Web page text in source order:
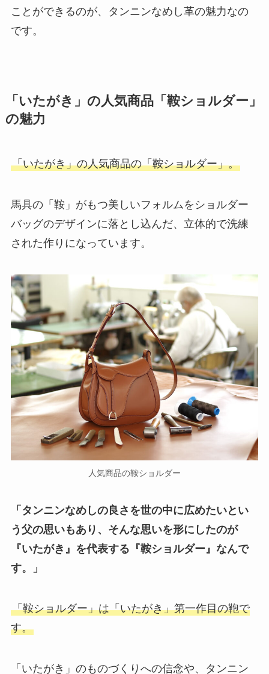
ことができるのが、タンニンなめし革の魅力なの
です。
「いたがき」の人気商品「鞍ショルダー」
の魅力
「いたがき」の人気商品の「鞍ショルダー」。
馬具の「鞍」がもつ美しいフォルムをショルダー
バッグのデザインに落とし込んだ、立体的で洗練
された作りになっています。
人気商品の鞍ショルダー
「タンニンなめしの良さを世の中に広めたいとい
う父の思いもあり、そんな思いを形にしたのが
『いたがき』を代表する『鞍ショルダー』なんで
す。」
「鞍ショルダー」は「いたがき」第一作目の鞄で
す。
「いたがき」のものづくりへの信念や、タンニン